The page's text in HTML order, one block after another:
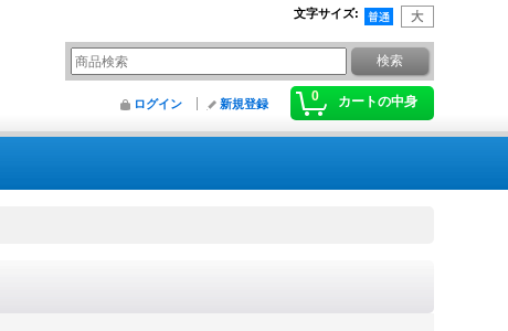
文字サイズ:
0 カートの中身
ログイン 新規登録